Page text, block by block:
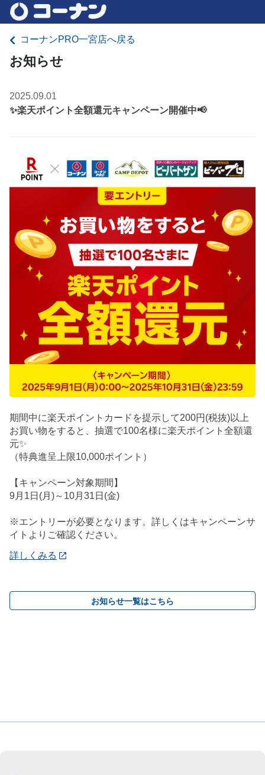
コーナンPRO一宮店へ戻る
お知らせ
2025.09.01
✨楽天ポイント全額還元キャンペーン開催中📢
期間中に楽天ポイントカードを提示して200円(税抜)以上
お買い物をすると、抽選で100名様に楽天ポイント全額還
元✨
（特典進呈上限10,000ポイント）
【キャンペーン対象期間】
9月1日(月)～10月31日(金)
※エントリーが必要となります。詳しくはキャンペーンサ
イトよりご確認ください。
詳しくみる
お知らせ一覧はこちら